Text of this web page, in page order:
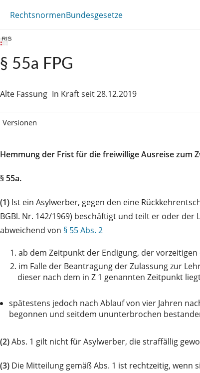
RechtsnormenBundesgesetze
§ 55a FPG
Alte Fassung In Kraft seit 28.12.2019
Versionen
Hemmung der Frist für die freiwillige Ausreise zum
§ 55a.
(1) Ist ein Asylwerber, gegen den eine
BGBl. Nr. 142/1969) beschäftigt und teilt er oder der
abweichend von § 55 Abs. 2
1. ab dem Zeitpunkt der Endigung, der
2. im Falle der Beantragung der Zulassung zur
dieser nach dem in Z 1 genannten Zeitpunkt
spätestens jedoch nach Ablauf von vier Jahren
begonnen und seitdem ununterbrochen
(2)Abs. 1 gilt nicht für Asylwerber, die straffällig
(3) Die Mitteilung gemäß Abs. 1 ist rechtzeitig, wenn